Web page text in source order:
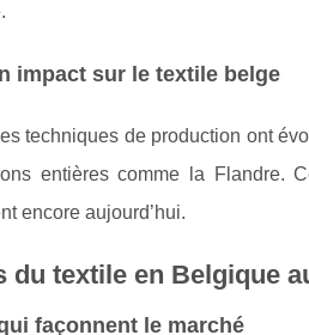
impact sur le textile belge
techniques de production ont
entières comme la Flandre.
encore aujourd’hui.
du textile en Belgique
façonnent le marché